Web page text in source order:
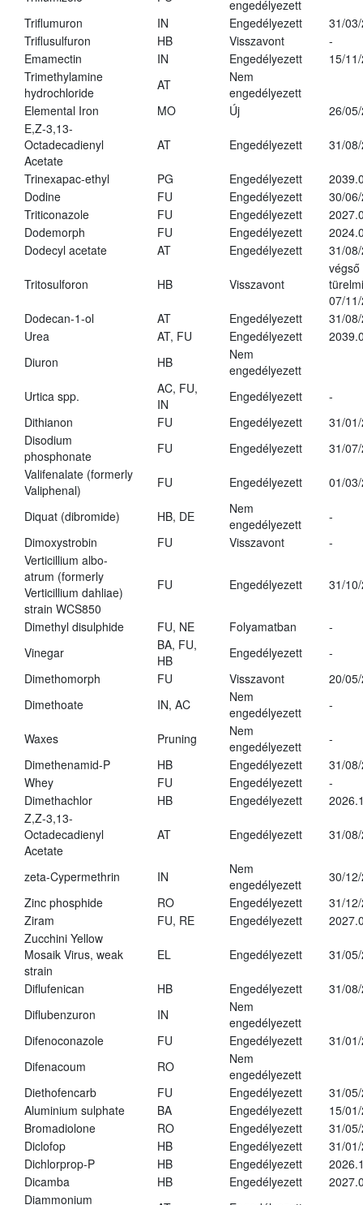
engedélyezett
Triflumuron
IN Engedélyezett
31/
Triflusulfuron
HB Visszavont
-
Emamectin
IN Engedélyezett
15/
Trimethylamine
hydrochloride
AT
Nem
engedélyezett
Elemental Iron
MO Új
26/
E,Z-3,13-
Octadecadienyl
Acetate
AT Engedélyezett 31/
Trinexapac-ethyl PG Engedélyezett
Dodine
FU Engedélyezett
30/
Triticonazole
FU Engedélyezett
Dodemorph
FU Engedélyezett
Dodecyl acetate
AT Engedélyezett 31/
Tritosulforon HB Visszavont
végső
07/
Dodecan-1-ol
AT Engedélyezett
31/
Urea
AT, FU Engedélyezett
Diuron
HB
Nem
engedélyezett
Urtica spp.
AC, FU,
IN
Engedélyezett
-
Dithianon
FU Engedélyezett
31/
Disodium
phosphonate
FU Engedélyezett
31/
Valifenalate (formerly
Valiphenal)
FU Engedélyezett 01/
Diquat (dibromide) HB, DE
Nem
engedélyezett
-
Dimoxystrobin
FU Visszavont
-
Verticillium albo-
atrum (formerly
Verticillium dahliae)
strain WCS850
FU Engedélyezett 31/
Dimethyl disulphide FU, NE Folyamatban
-
Vinegar
BA, FU,
HB
Engedélyezett
-
Dimethomorph
FU Visszavont
20/
Dimethoate
IN, AC
Nem
engedélyezett
-
Waxes Pruning
Nem
engedélyezett
-
Dimethenamid-P
HB Engedélyezett
31/
Whey
FU Engedélyezett
-
Dimethachlor
HB Engedélyezett
Z,Z-3,13-
Octadecadienyl
Acetate
AT Engedélyezett 31/
zeta-Cypermethrin IN
Nem
engedélyezett
30/
Zinc phosphide
RO Engedélyezett
31/
Ziram
FU, RE Engedélyezett
Zucchini Yellow
Mosaik Virus, weak
strain
EL Engedélyezett 31/
Diflufenican HB Engedélyezett
31/
Diflubenzuron
IN
Nem
engedélyezett
Difenoconazole
FU Engedélyezett
31/
Difenacoum
RO
Nem
engedélyezett
Diethofencarb
FU Engedélyezett
31/
Aluminium sulphate
BA Engedélyezett
15/
Bromadiolone
RO Engedélyezett
31/
Diclofop
HB Engedélyezett
31/
Dichlorprop-P
HB Engedélyezett
Dicamba
HB Engedélyezett
Diammonium